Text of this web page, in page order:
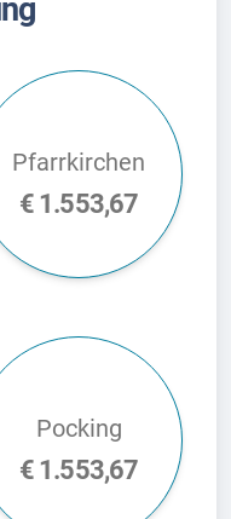
Pfarrkirchen
€ 1.553,67
Pocking
€ 1.553,67